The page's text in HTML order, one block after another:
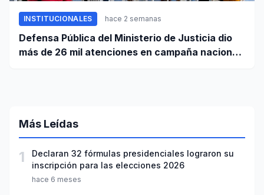
INSTITUCIONALES hace 2 semanas
Defensa Pública del Ministerio de Justicia dio
más de 26 mil atenciones en campaña nacional
Más Leídas
1
Declaran 32 fórmulas presidenciales lograron su
inscripción para las elecciones 2026
hace 6 meses